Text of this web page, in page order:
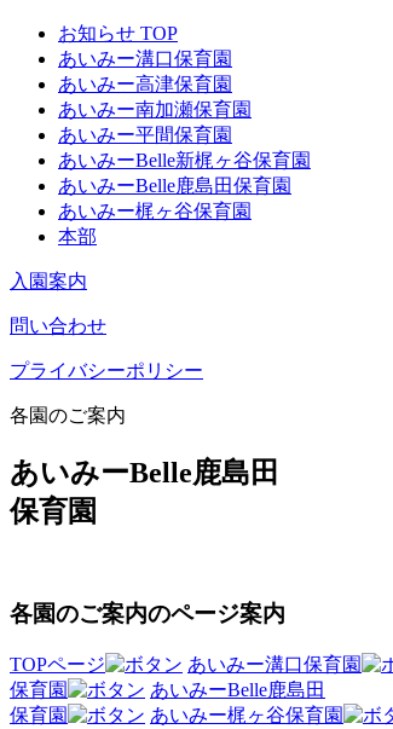
お知らせ TOP
あいみー溝口保育園
あいみー高津保育園
あいみー南加瀬保育園
あいみー平間保育園
あいみーBelle新梶ヶ谷保育園
あいみーBelle鹿島田保育園
あいみー梶ヶ谷保育園
本部
入園案内
問い合わせ
プライバシーポリシー
各園のご案内
あいみーBelle鹿島田
保育園
各園のご案内のページ案内
TOPページ あいみー溝口保育園
保育園
あいみーBelle鹿島田
保育園
あいみー梶ヶ谷保育園